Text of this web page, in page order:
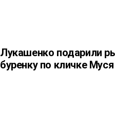
Лукашенко подарили
буренку по кличке Муся